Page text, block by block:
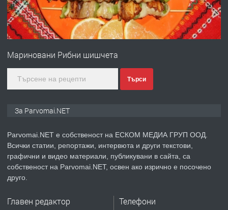
преди 1 година
ПРЕДЛАГА
Първи поход "По стъпките на Ангел
преди 1 година
ПРЕДЛАГА Уроци по Математика
Мариновани Рибни шишчета
Търси
За Parvomai.NET
Parvomai.NET е собственост на ЕСКОМ МЕДИА ГРУП ООД.
Всички статии, репортажи, интервюта и други текстови,
графични и видео материали, публикувани в сайта, са
собственост на Parvomai.NET, освен ако изрично е посочено
друго.
Главен редактор Телефони